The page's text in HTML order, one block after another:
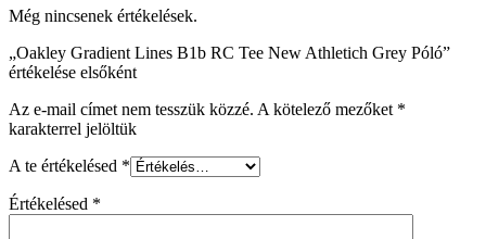
Még nincsenek értékelések.
„Oakley Gradient Lines B1b RC Tee New Athletich Grey Póló”
értékelése elsőként
Az e-mail címet nem tesszük közzé. A kötelező mezőket *
karakterrel jelöltük
A te értékelésed *
Értékelésed *